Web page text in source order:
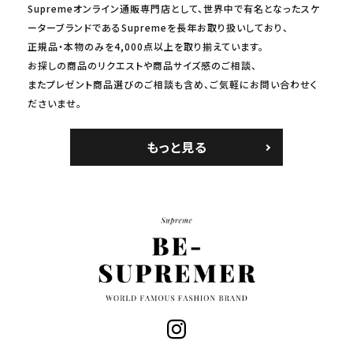
Supremeオンライン通販専門店として、世界中で有名となったスケ
ーターブランドであるSupremeを長年お取り扱いしており、
正規品・本物のみを4,000点以上を取り揃えています。
お探しの商品のリクエストや商品サイズ感のご相談、
またプレゼント商品選びのご相談も含め、ご気軽にお問い合わせく
ださいませ。
もっと見る